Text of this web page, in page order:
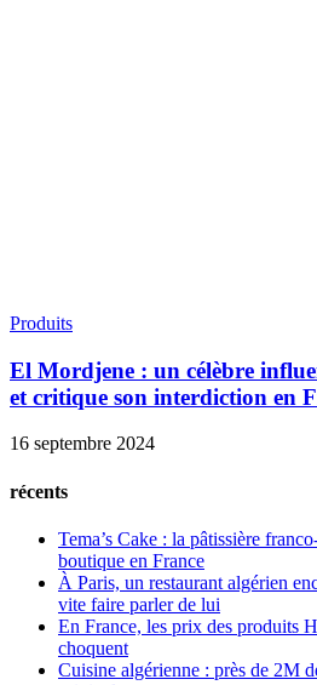
Produits
El Mordjene : un célèbre
et critique son interdiction en
16 septembre 2024
récents
Tema’s Cake : la pâtissière
boutique en France
À Paris, un restaurant algérien
vite faire parler de lui
En France, les prix des produits
choquent
Cuisine algérienne : près de 2M